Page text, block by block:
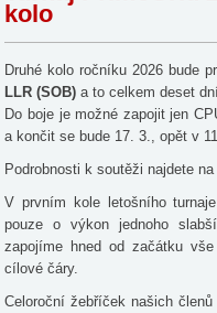
kolo
Druhé kolo ročníku 2026 bude
LLR (SOB)a to celkem deset
Do boje je možné zapojit jen
a končit se bude 17. 3., opět v
Podrobnosti k soutěži najdete
V prvním kole letošního
pouze o výkon jednoho
zapojíme hned od začátku
cílové čáry.
Celoroční žebříček našich